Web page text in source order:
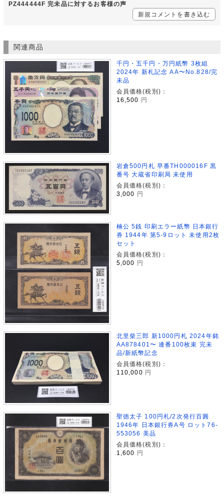
PZ444444F 完未品に対するお客様の声
新規コメントを書き込む
関連商品
千円・五千円・万円紙幣 3枚組
2024年 新札記念 AA〜No.828/完
未品
会員価格(税別)：
16,500
円
岩倉500円札 早番TH000016F 黒
番号 大蔵省印刷局 未使用
会員価格(税別)：
3,000 円
楠公 5銭 印刷エラー紙幣 日本銀行
券 1944年 第5-9ロット 未使用2枚
セット
会員価格(税別)：
5,000 円
北里柴三郎 新1000円札 2024年銘
AA878401〜 連番100枚束 完未
品/新紙幣記念
会員価格(税別)：
110,000 円
聖徳太子 100円札/2次発行百圓
1946年 日本銀行券A号 ロット76-
553056 美品
会員価格(税別)：
1,600 円